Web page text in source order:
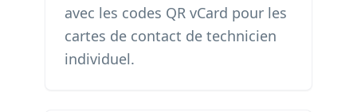
avec les codes QR vCard pour les
cartes de contact de technicien
individuel.